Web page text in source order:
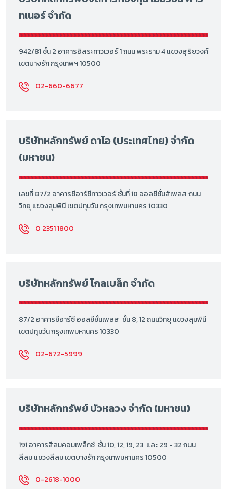
ทเนอร์ จำกัด
942/81 ชั้น 2 อาคารอิสระทาวเวอร์ 1 ถนน พระราม 4 แขวงสุริยวงศ์
เขตบางรัก กรุงเทพฯ 10500
02-660-6677
บริษัทหลักทรัพย์ ดาโอ (ประเทศไทย) จำกัด
(มหาชน)
เลขที่ 87/2 อาคารซีอาร์ซีทาวเวอร์ ชั้นที่ 18 ออลซีซั่นส์เพลส ถนน
วิทยุ แขวงลุมพินี เขตปทุมวัน กรุงเทพมหานคร 10330
0 2351 1800
บริษัทหลักทรัพย์ โกลเบล็ก จำกัด
87/2 อาคารซีอาร์ซี ออลซีซั่นเพลส ชั้น 8, 12 ถนนวิทยุ แขวงลุมพินี
เขตปทุมวัน กรุงเทพมหานคร 10330
02-672-5999
บริษัทหลักทรัพย์ บัวหลวง จำกัด (มหาชน)
191 อาคารสีลมคอมเพล็กซ์ ชั้น 10, 12, 19, 23 และ 29 - 32 ถนน
สีลม แขวงสีลม เขตบางรัก กรุงเทพมหานคร 10500
0-2618-1000